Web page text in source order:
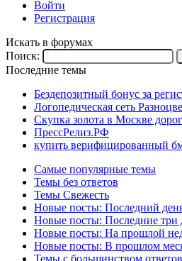
Войти
Регистрация
Искать в форумах
Поиск:
Последние темы
Бездепозитный бонус за
Логопедическая сеть
Скупка золота в Москве
ПрессРелиз.РФ
купить верифицированный
Самые популярные темы
Темы без ответов
Темы Свежесть
Новые посты: Последний
Новые посты: Последние три
Новые посты: На прошлой
Новые посты: В прошлом
Темы с большинством ответов